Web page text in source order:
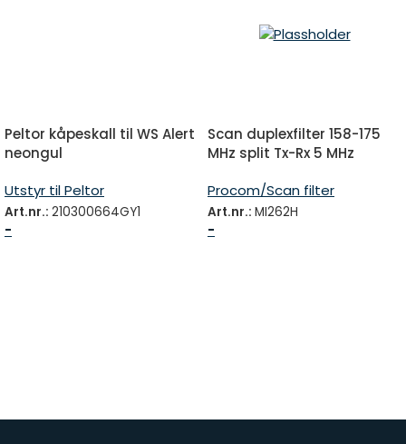
Peltor kåpeskall til WS Alert
neongul
Utstyr til Peltor
Art.nr.: 210300664GY1
-
Scan duplexfilter 158-175
MHz split Tx-Rx 5 MHz
Procom/Scan filter
Art.nr.: MI262H
-